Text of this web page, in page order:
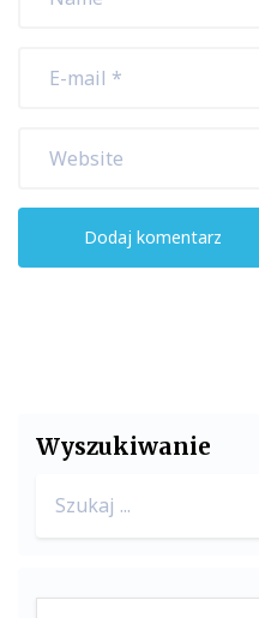
Wyszukiwanie
for: